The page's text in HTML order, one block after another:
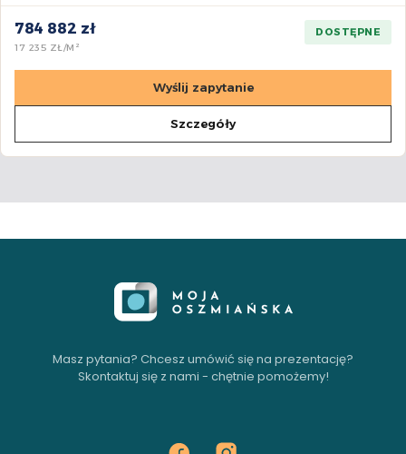
784 882 zł
17 235 ZŁ/M²
DOSTĘPNE
Wyślij zapytanie
Szczegóły
Masz pytania? Chcesz umówić się na prezentację?
Skontaktuj się z nami - chętnie pomożemy!